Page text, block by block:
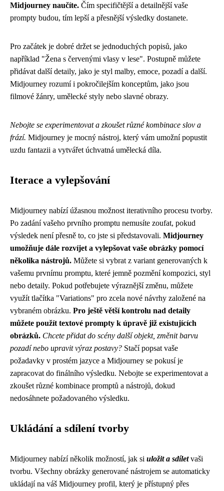
Midjourney naučíte. Čím specifičtější a detailnější vaše
prompty budou, tím lepší a přesnější výsledky dostanete.
Pro začátek je dobré držet se jednoduchých popisů, jako
například "Žena s červenými vlasy v lese". Postupně můžete
přidávat další detaily, jako je styl malby, emoce, pozadí a další.
Midjourney rozumí i pokročilejším konceptům, jako jsou
filmové žánry, umělecké styly nebo slavné obrazy.
Nebojte se experimentovat a zkoušet různé kombinace slov a
frází. Midjourney je mocný nástroj, který vám umožní popustit
uzdu fantazii a vytvářet úchvatná umělecká díla.
Iterace a vylepšování
Midjourney nabízí úžasnou možnost iterativního procesu tvorby.
Po zadání vašeho prvního promptu nemusíte zoufat, pokud
výsledek není přesně to, co jste si představovali. Midjourney
umožňuje dále rozvíjet a vylepšovat vaše obrázky pomocí
několika nástrojů. Můžete si vybrat z variant generovaných k
vašemu prvnímu promptu, které jemně pozmění kompozici, styl
nebo detaily. Pokud potřebujete výraznější změnu, můžete
využít tlačítka "Variations" pro zcela nové návrhy založené na
vybraném obrázku. Pro ještě větší kontrolu nad detaily
můžete použít textové prompty k úpravě již existujících
obrázků. Chcete přidat do scény další objekt, změnit barvu
pozadí nebo upravit výraz postavy? Stačí popsat vaše
požadavky v prostém jazyce a Midjourney se pokusí je
zapracovat do finálního výsledku. Nebojte se experimentovat a
zkoušet různé kombinace promptů a nástrojů, dokud
nedosáhnete požadovaného výsledku.
Ukládání a sdílení tvorby
Midjourney nabízí několik možností, jak si uložit a sdíletvaši
tvorbu. Všechny obrázky generované nástrojem se automaticky
ukládají na váš Midjourney profil, který je přístupný přes